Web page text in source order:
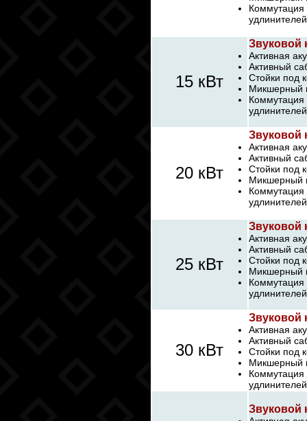
Коммутация
15 кВт
Звуковой
Активная
Активный
Стойки под
Микшерный
Коммутация
20 кВт
Звуковой
Активная
Активный
Стойки под
Микшерный
Коммутация
25 кВт
Звуковой
Активная
Активный
Стойки под
Микшерный
Коммутация
30 кВт
Звуковой
Активная
Активный
Стойки под
Микшерный
Коммутация
Звуковой